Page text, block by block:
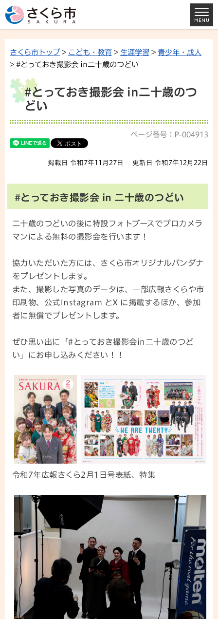
さくら市トップ> こども・教育 > 生涯学習 > 青少年・成人
> #とっておき撮影会 in二十歳のつどい
#とっておき撮影会 in二十歳のつ
どい
ページ番号：P-004913
掲載日 令和7年11月27日 更新日 令和7年12月22日
#とっておき撮影会 in 二十歳のつどい
二十歳のつどいの後に特設フォトブースでプロカメラ
マンによる無料の撮影会を行います！
協力いただいた方には、さくら市オリジナルバンダナ
をプレゼントします。
また、撮影した写真のデータは、一部広報さくらや市
印刷物、公式Instagram とX に掲載するほか、参加
者に無償でプレゼントします。
ぜひ思い出に「#とっておき撮影会in二十歳のつど
い」にお申し込みください！！
令和7年広報さくら2月1日号表紙、特集